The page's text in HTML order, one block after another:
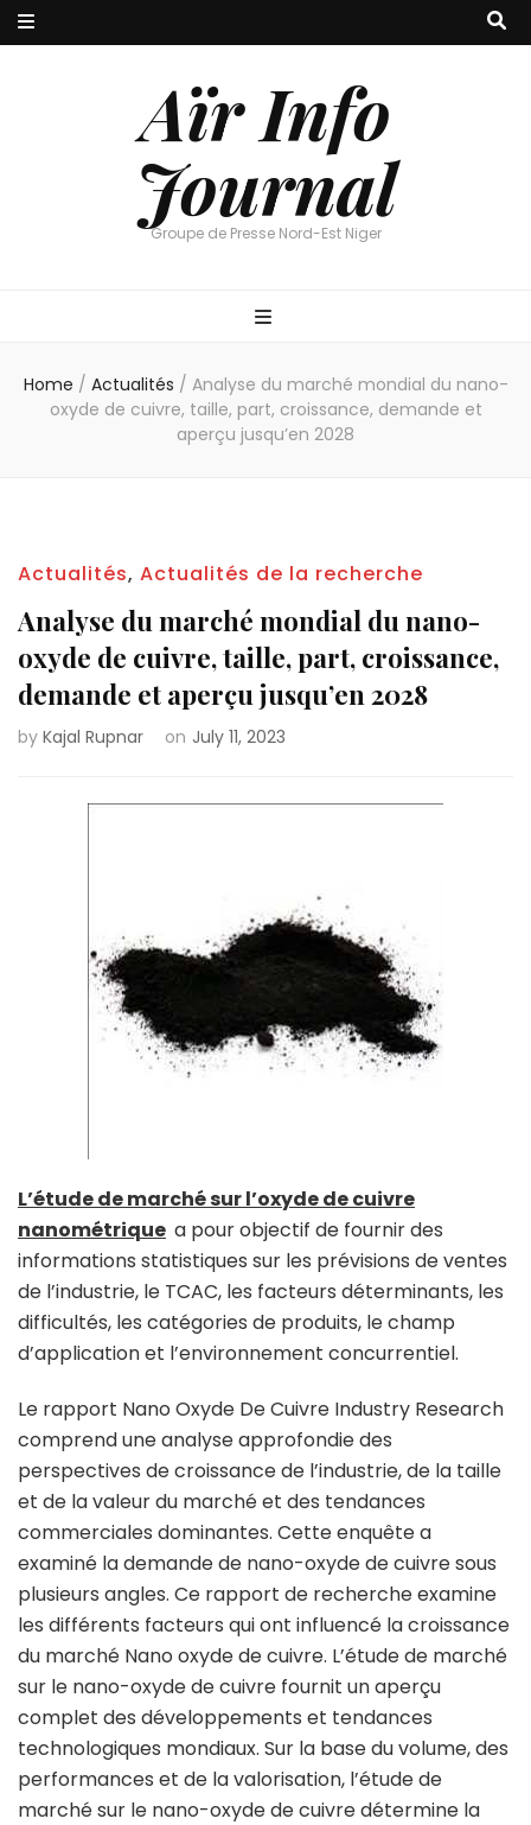
Aïr Info
Journal
Groupe de Presse Nord-Est Niger
Home / Actualités / Analyse du marché mondial du nano-
oxyde de cuivre, taille, part, croissance, demande et
aperçu jusqu’en 2028
Actualités, Actualités de la recherche
Analyse du marché mondial du nano-
oxyde de cuivre, taille, part, croissance,
demande et aperçu jusqu’en 2028
by Kajal Rupnar on July 11, 2023
L’étude de marché sur l’oxyde de cuivre
nanométrique a pour objectif de fournir des
informations statistiques sur les prévisions de ventes
de l’industrie, le TCAC, les facteurs déterminants, les
difficultés, les catégories de produits, le champ
d’application et l’environnement concurrentiel.
Le rapport Nano Oxyde De Cuivre Industry Research
comprend une analyse approfondie des
perspectives de croissance de l’industrie, de la taille
et de la valeur du marché et des tendances
commerciales dominantes. Cette enquête a
examiné la demande de nano-oxyde de cuivre sous
plusieurs angles. Ce rapport de recherche examine
les différents facteurs qui ont influencé la croissance
du marché Nano oxyde de cuivre. L’étude de marché
sur le nano-oxyde de cuivre fournit un aperçu
complet des développements et tendances
technologiques mondiaux. Sur la base du volume, des
performances et de la valorisation, l’étude de
marché sur le nano-oxyde de cuivre détermine la